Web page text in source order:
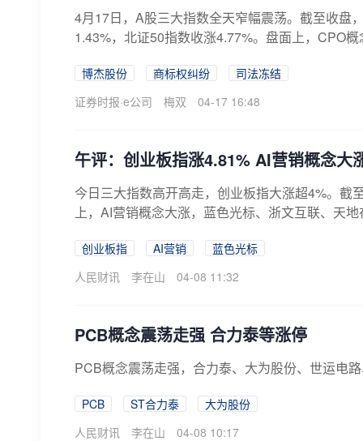
4月17日，A股三大指数全天窄幅震荡。截至收盘
1.43%，北证50指数收涨4.77%。盘面上，CPO
博杰股份 商标权纠纷
司法冻结
证券时报·e公司
梅双 04-17 16:48
午评：创业板指涨4.81% AI营销概念大
今日三大指数高开高走，创业板指大涨超4%。截
上，AI营销概念大涨，蓝色光标、浙文互联、天
创业板指 AI营销
蓝色光标
人民财讯
李在山 04-08 11:32
PCB概念震荡走强 合力泰等涨停
PCB概念震荡走强，合力泰、大为股份、世运电
PCB ST合力泰
大为股份
人民财讯
李在山 04-08 10:17